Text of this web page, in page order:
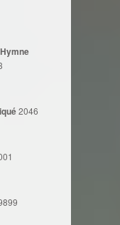
2046